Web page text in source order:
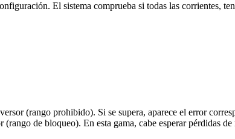
El sistema comprueba si todas las corrientes,
(rango prohibido). Si se supera, aparece el error
de bloqueo). En esta gama, cabe esperar pérdidas